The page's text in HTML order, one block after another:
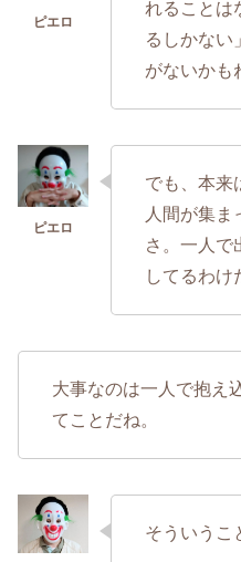
れることは
るしかない
がないかも
でも、本来
人間が集ま
さ。一人で
してるわけ
大事なのは一人で抱え
てことだね。
そういうこ